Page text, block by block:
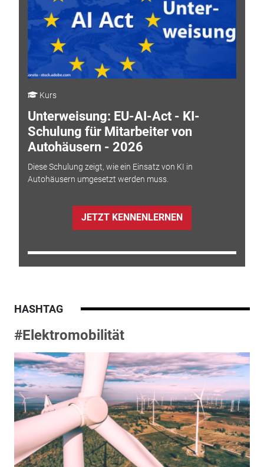
Kurs
Unterweisung: EU-AI-Act - KI-
Schulung für Mitarbeiter von
Autohäusern - 2026
Diese Schulung zeigt, wie ein Einsatz von KI in
Autohäusern umgesetzt werden muss.
JETZT KENNENLERNEN
HASHTAG
#Elektromobilität